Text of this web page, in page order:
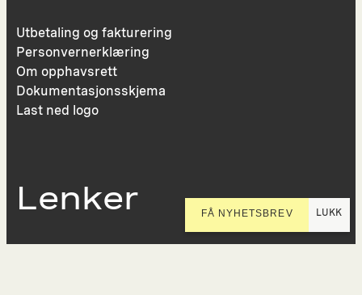
Utbetaling og fakturering
Personvernerklæring
Om opphavsrett
Dokumentasjonsskjema
Last ned logo
Lenker FÅ NYHETSBREV LUKK